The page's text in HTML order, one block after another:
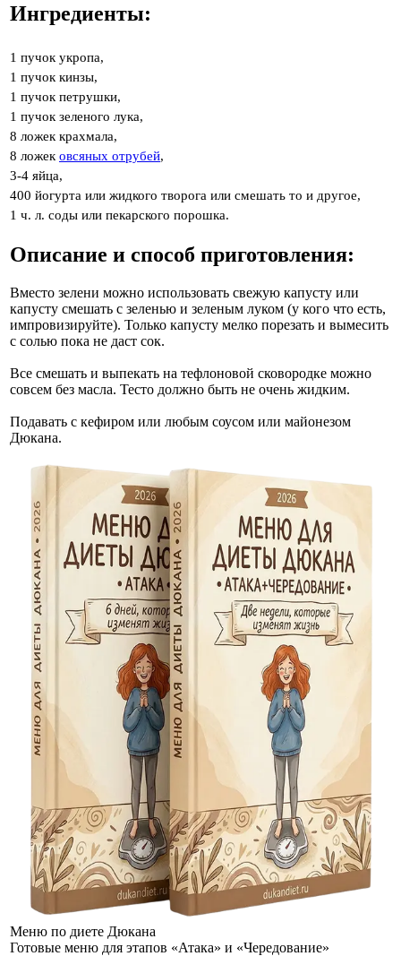
Ингредиенты:
1 пучок укропа,
1 пучок кинзы,
1 пучок петрушки,
1 пучок зеленого лука,
8 ложек крахмала,
8 ложек овсяных отрубей,
3-4 яйца,
400 йогурта или жидкого творога или смешать то и другое,
1 ч. л. соды или пекарского порошка.
Описание и способ приготовления:
Вместо зелени можно использовать свежую капусту или
капусту смешать с зеленью и зеленым луком (у кого что есть,
импровизируйте). Только капусту мелко порезать и вымесить
с солью пока не даст сок.
Все смешать и выпекать на тефлоновой сковородке можно
совсем без масла. Тесто должно быть не очень жидким.
Подавать с кефиром или любым соусом или майонезом
Дюкана.
Меню по диете Дюкана
Готовые меню для этапов «Атака» и «Чередование»